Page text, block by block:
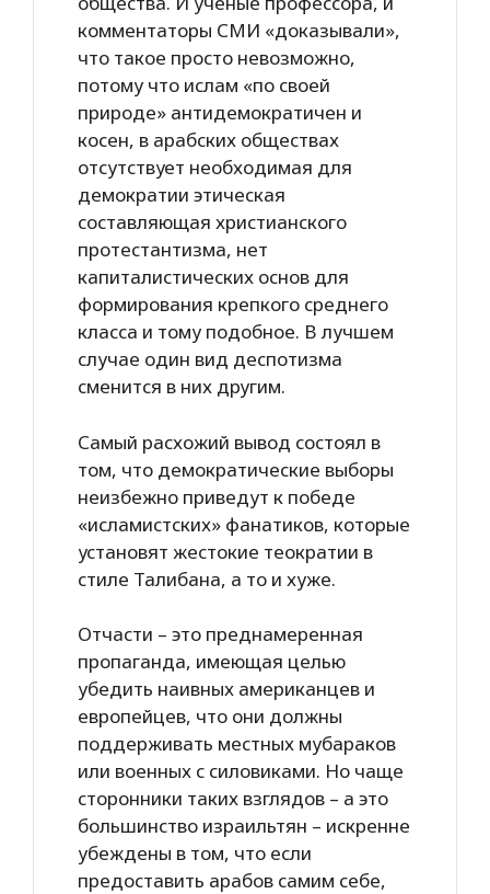
комментаторы СМИ «доказывали»,
что такое просто невозможно,
потому что ислам «по своей
природе» антидемократичен и
косен, в арабских обществах
отсутствует необходимая для
демократии этическая
составляющая христианского
протестантизма, нет
капиталистических основ для
формирования крепкого среднего
класса и тому подобное. В лучшем
случае один вид деспотизма
сменится в них другим.
Самый расхожий вывод состоял в
том, что демократические выборы
неизбежно приведут к победе
«исламистских» фанатиков, которые
установят жестокие теократии в
стиле Талибана, а то и хуже.
Отчасти – это преднамеренная
пропаганда, имеющая целью
убедить наивных американцев и
европейцев, что они должны
поддерживать местных мубараков
или военных с силовиками. Но чаще
сторонники таких взглядов – а это
большинство израильтян – искренне
убеждены в том, что если
предоставить арабов самим себе,